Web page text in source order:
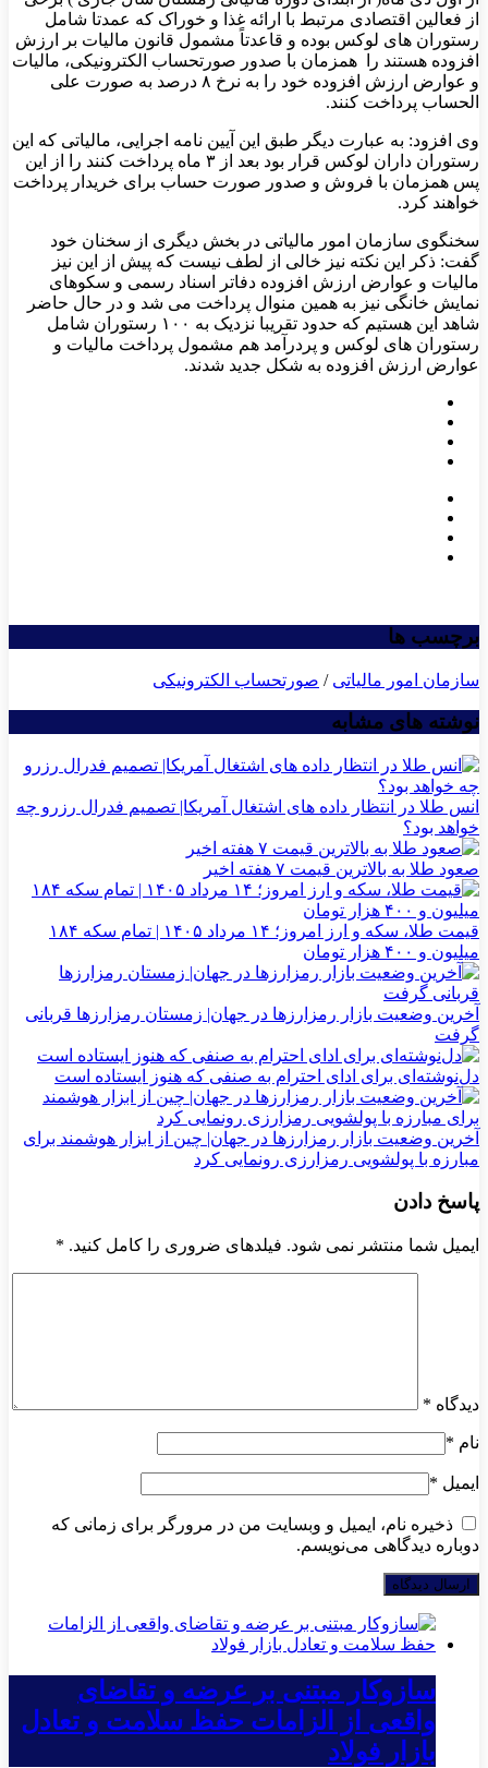
از فعالین اقتصادی مرتبط با ارائه غذا و خوراک که عمدتا شامل
رستوران های لوکس بوده و قاعدتاً مشمول قانون مالیات بر ارزش
افزوده هستند را همزمان با صدور صورتحساب الکترونیکی، مالیات
و عوارض ارزش افزوده خود را به نرخ ۸ درصد به صورت علی
الحساب پرداخت کنند.
وی افزود: به عبارت دیگر طبق این آیین نامه اجرایی، مالیاتی که این
رستوران داران لوکس قرار بود بعد از ۳ ماه پرداخت کنند را از این
پس همزمان با فروش و صدور صورت حساب برای خریدار پرداخت
خواهند کرد.
سخنگوی سازمان امور مالیاتی در بخش دیگری از سخنان خود
گفت: ذکر این نکته نیز خالی از لطف نیست که پیش از این نیز
مالیات و عوارض ارزش افزوده دفاتر اسناد رسمی و سکوهای
نمایش خانگی نیز به همین منوال پرداخت می شد و در حال حاضر
شاهد این هستیم که حدود تقریبا نزدیک به ۱۰۰ رستوران شامل
رستوران های لوکس و پردرآمد هم مشمول پرداخت مالیات و
عوارض ارزش افزوده به شکل جدید شدند.
برچسب ها
سازمان امور مالیاتی / صورتحساب الکترونیکی
نوشته های مشابه
انس طلا در انتظار داده های اشتغال آمریکا| تصمیم فدرال رزرو چه
خواهد بود؟
صعود طلا به بالاترین قیمت ۷ هفته اخیر
قیمت طلا، سکه و ارز امروز؛ ۱۴ مرداد ۱۴۰۵ | تمام سکه ۱۸۴
میلیون و ۴۰۰ هزار تومان
آخرین وضعیت بازار رمزارزها در جهان| زمستان رمزارزها قربانی
گرفت
دل‌نوشته‌ای برای ادای احترام به صنفی که هنوز ایستاده است
آخرین وضعیت بازار رمزارزها در جهان| چین از ابزار هوشمند برای
مبارزه با پولشویی رمزارزی رونمایی کرد
پاسخ دادن
ایمیل شما منتشر نمی شود. فیلدهای ضروری را کامل کنید. *
دیدگاه *
نام *
ایمیل *
ذخیره نام، ایمیل و وبسایت من در مرورگر برای زمانی که
دوباره دیدگاهی می‌نویسم.
سازوکار مبتنی بر عرضه و تقاضای
واقعی از الزامات حفظ سلامت و تعادل
بازار فولاد